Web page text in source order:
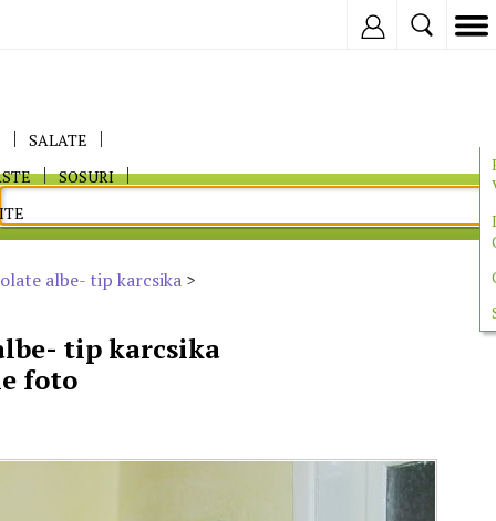
SALATE
SOSURI
albe- tip karcsika >
tip karcsika
foto